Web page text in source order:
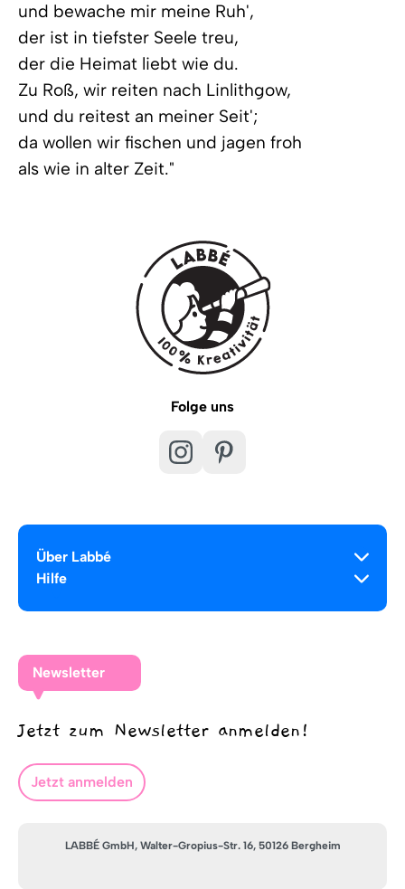
und bewache mir meine Ruh',
der ist in tiefster Seele treu,
der die Heimat liebt wie du.
Zu Roß, wir reiten nach Linlithgow,
und du reitest an meiner Seit';
da wollen wir fischen und jagen froh
als wie in alter Zeit."
Folge uns
Über Labbé
Hilfe
Newsletter
Jetzt zum Newsletter anmelden!
Jetzt anmelden
LABBÉ GmbH, Walter-Gropius-Str. 16, 50126 Bergheim